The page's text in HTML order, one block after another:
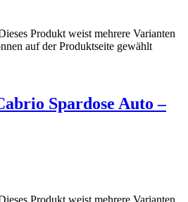
Produkt weist mehrere Varianten
auf der Produktseite gewählt
Spardose Auto –